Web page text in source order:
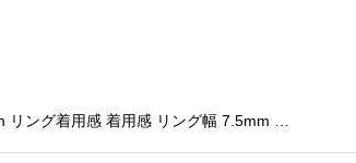
ング着用感 着用感 リング幅 7.5mm …